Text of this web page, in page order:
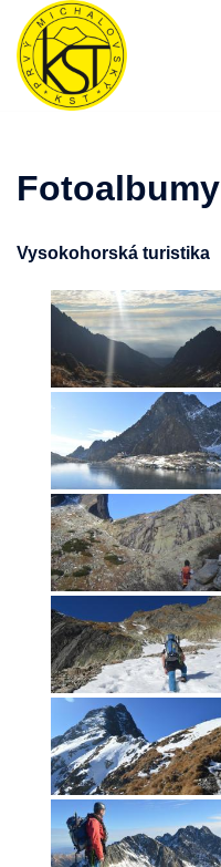
Preskočiť
obsah
Fotoalbumy
Vysokohorská turistika